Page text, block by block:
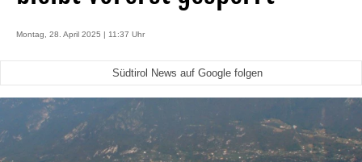
Montag, 28. April 2025 | 11:37 Uhr
Südtirol News auf Google folgen